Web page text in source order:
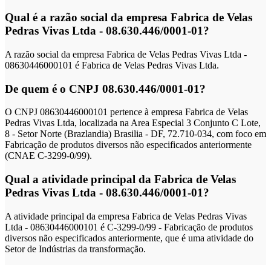
Qual é a razão social da empresa Fabrica de Velas
Pedras Vivas Ltda - 08.630.446/0001-01?
A razão social da empresa Fabrica de Velas Pedras Vivas Ltda -
08630446000101 é Fabrica de Velas Pedras Vivas Ltda.
De quem é o CNPJ 08.630.446/0001-01?
O CNPJ 08630446000101 pertence à empresa Fabrica de Velas
Pedras Vivas Ltda, localizada na Area Especial 3 Conjunto C Lote,
8 - Setor Norte (Brazlandia) Brasilia - DF, 72.710-034, com foco em
Fabricação de produtos diversos não especificados anteriormente
(CNAE C-3299-0/99).
Qual a atividade principal da Fabrica de Velas
Pedras Vivas Ltda - 08.630.446/0001-01?
A atividade principal da empresa Fabrica de Velas Pedras Vivas
Ltda - 08630446000101 é C-3299-0/99 - Fabricação de produtos
diversos não especificados anteriormente, que é uma atividade do
Setor de Indústrias da transformação.